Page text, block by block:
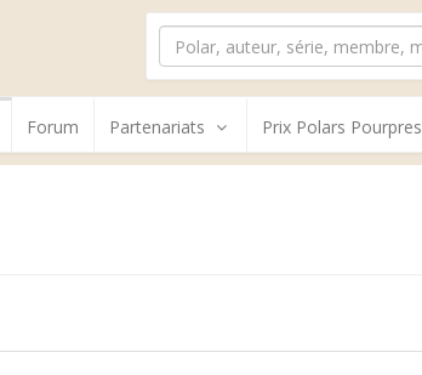
Forum Partenariats Prix Polars Pourpres